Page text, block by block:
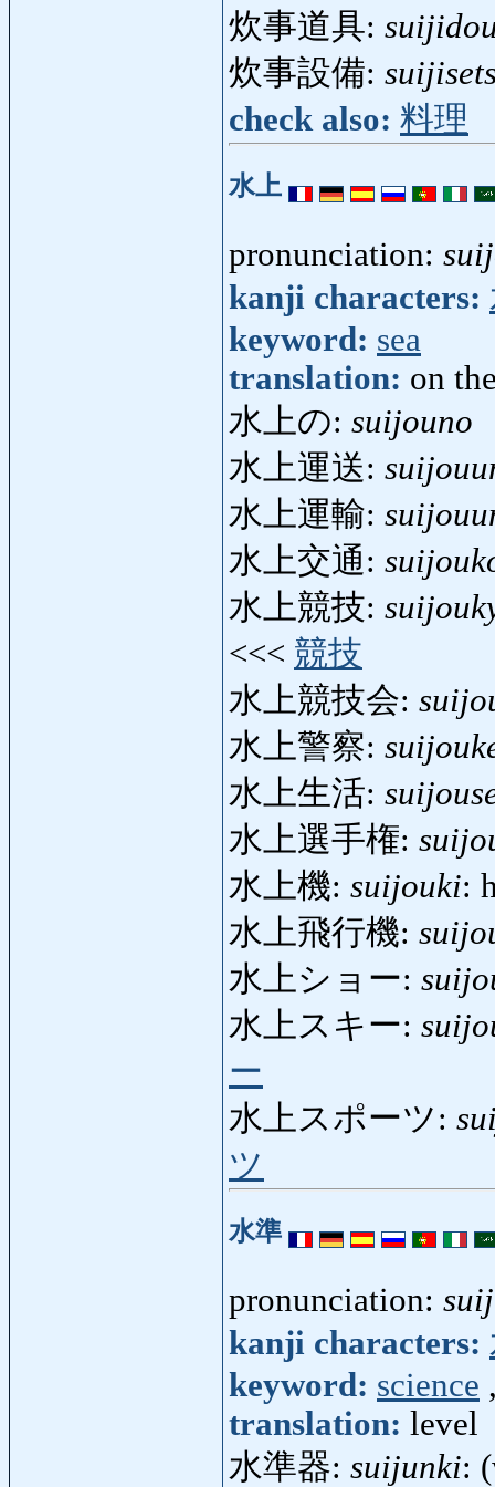
炊事道具:
炊事設備:
check also: 料理
水上
pronunciation:
kanji characters:
keyword: sea
translation: on
水上の: suijouno
水上運送:
水上運輸:
水上交通:
水上競技:
<<< 競技
水上競技会:
水上警察:
水上生活:
水上選手権:
水上機: suijouki:
水上飛行機:
水上ショー:
水上スキー:
ー
水上スポーツ:
ツ
水準
pronunciation:
kanji characters:
keyword: science
translation: level
水準器: suijunki: